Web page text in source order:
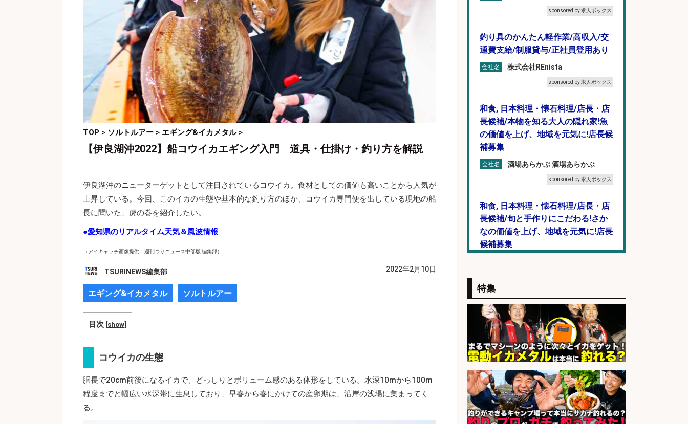
TOP > ソルトルアー > エギング&イカメタル>
【伊良湖沖2022】船コウイカエギング入門 道具・仕掛け・釣り方を解説
伊良湖沖のニューターゲットとして注目されているコウイカ。食材としての価値も高いことから人気が
上昇している。今回、このイカの生態や基本的な釣り方のほか、コウイカ専門便を出している現地の船
長に聞いた、虎の巻を紹介したい。
●愛知県のリアルタイム天気＆風波情報
（アイキャッチ画像提供：週刊つりニュース中部版 編集部）
TSURINEWS編集部 2022年2月10日
エギング&イカメタル ソルトルアー
目次 [show]
コウイカの生態
胴長で20cm前後になるイカで、どっしりとボリューム感のある体形をしている。水深10mから100m
程度までと幅広い水深帯に生息しており、早春から春にかけての産卵期は、沿岸の浅場に集まってく
る。
sponsored by 求人ボックス
釣り具のかんたん軽作業/高収入/交
通費支給/制服貸与/正社員登用あり
会社名 株式会社REnista
sponsored by 求人ボックス
和食, 日本料理・懐石料理/店長・店
長候補/本物を知る大人の隠れ家!魚
の価値を上げ、地域を元気に!店長候
補募集
会社名 酒場あらかぶ 酒場あらかぶ
sponsored by 求人ボックス
和食, 日本料理・懐石料理/店長・店
長候補/旬と手作りにこだわる!さか
なの価値を上げ、地域を元気に!店長
候補募集
倉庫での釣り用品の軽作業スタッ
フ/未経験歓迎/交通費支給/制服貸
与/正社員登用あり
会社名 株式会社REnista
sponsored by 求人ボックス
釣り具のかんたん軽作業/高収入/交
通費支給/制服貸与/正社員登用あり
会社名 株式会社REnista
特集